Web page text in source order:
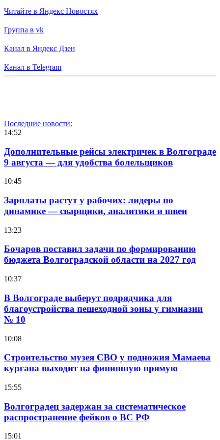
Читайте в Яндекс Новостях
Группа в vk
Канал в Яндекс Дзен
Канал в Telegram
Последние новости:
14:52
Дополнительные рейсы электричек в Волгограде
9 августа — для удобства болельщиков
10:45
Зарплаты растут у рабочих: лидеры по
динамике — сварщики, аналитики и швеи
13:23
Бочаров поставил задачи по формированию
бюджета Волгоградской области на 2027 год
10:37
В Волгограде выберут подрядчика для
благоустройства пешеходной зоны у гимназии
№ 10
10:08
Строительство музея СВО у подножия Мамаева
кургана выходит на финишную прямую
15:55
Волгоградец задержан за систематическое
распространение фейков о ВС РФ
15:01